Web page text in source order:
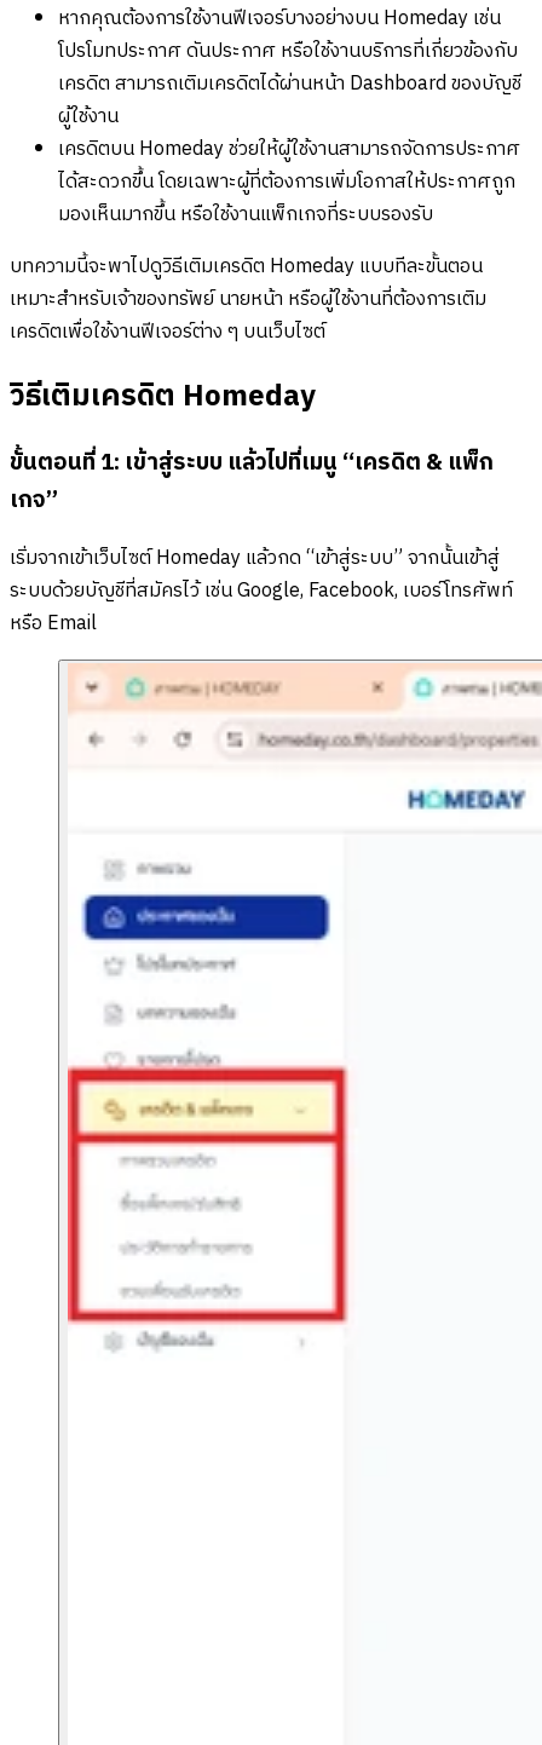
หากคุณต้องการใช้งานฟีเจอร์บางอย่างบน Homeday เช่น
โปรโมทประกาศ ดันประกาศ หรือใช้งานบริการที่เกี่ยวข้องกับ
เครดิต สามารถเติมเครดิตได้ผ่านหน้า Dashboard ของบัญชี
ผู้ใช้งาน
เครดิตบน Homeday ช่วยให้ผู้ใช้งานสามารถจัดการประกาศ
ได้สะดวกขึ้น โดยเฉพาะผู้ที่ต้องการเพิ่มโอกาสให้ประกาศถูก
มองเห็นมากขึ้น หรือใช้งานแพ็กเกจที่ระบบรองรับ
บทความนี้จะพาไปดูวิธีเติมเครดิต Homeday แบบทีละขั้นตอน
เหมาะสำหรับเจ้าของทรัพย์ นายหน้า หรือผู้ใช้งานที่ต้องการเติม
เครดิตเพื่อใช้งานฟีเจอร์ต่าง ๆ บนเว็บไซต์
วิธีเติมเครดิต Homeday
ขั้นตอนที่ 1: เข้าสู่ระบบ แล้วไปที่เมนู “เครดิต & แพ็ก
เกจ”
เริ่มจากเข้าเว็บไซต์ Homeday แล้วกด “เข้าสู่ระบบ” จากนั้นเข้าสู่
ระบบด้วยบัญชีที่สมัครไว้ เช่น Google, Facebook, เบอร์โทรศัพท์
หรือ Email